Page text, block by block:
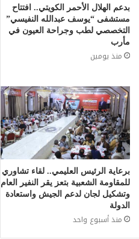
بدعم الهلال الأحمر الكويتي.. افتتاح
مستشفى “يوسف عبدالله النفيسي”
التخصصي لطب وجراحة العيون في
مأرب
منذ يومين
برعاية الرئيس العليمي.. لقاء تشاوري
للمقاومة الشعبية بتعز يقر النفير العام
وتشكيل لجان لدعم الجيش واستعادة
الدولة
منذ أسبوع واحد